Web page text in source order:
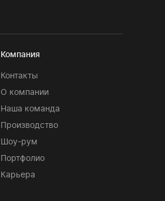
Компания
Контакты
О компании
Наша команда
Производство
Шоу-рум
Портфолио
Карьера